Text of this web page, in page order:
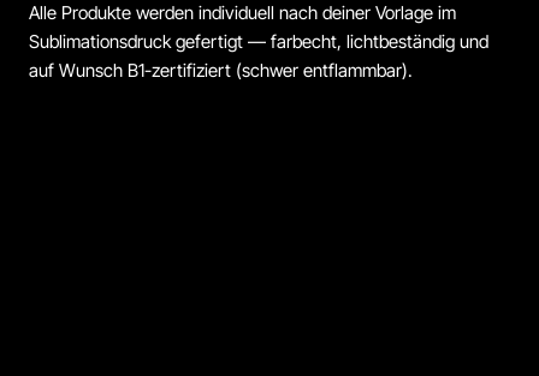
Alle Produkte werden individuell nach deiner Vorlage im
Sublimationsdruck gefertigt — farbecht, lichtbeständig und
auf Wunsch B1-zertifiziert (schwer entflammbar).